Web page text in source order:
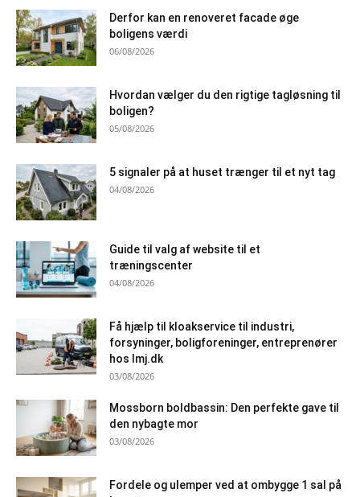
Derfor kan en renoveret facade øge
boligens værdi
06/08/2026
Hvordan vælger du den rigtige tagløsning til
boligen?
05/08/2026
5 signaler på at huset trænger til et nyt tag
04/08/2026
Guide til valg af website til et
træningscenter
04/08/2026
Få hjælp til kloakservice til industri,
forsyninger, boligforeninger, entreprenører
hos lmj.dk
03/08/2026
Mossborn boldbassin: Den perfekte gave til
den nybagte mor
03/08/2026
Fordele og ulemper ved at ombygge 1 sal på